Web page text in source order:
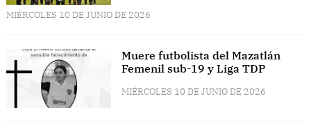
MIÉRCOLES 10 DE JUNIO DE 2026
Muere futbolista del Mazatlán
Femenil sub-19 y Liga TDP
MIÉRCOLES 10 DE JUNIO DE 2026